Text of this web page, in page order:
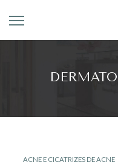
ACNE E CICATRIZES DE ACNE